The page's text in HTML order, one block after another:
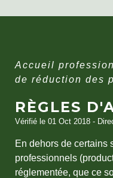
Accueil
de réduction des
RÈGLES
Vérifié le 01 Oct 2018 -
En dehors de certains
professionnels
réglementée, que ce